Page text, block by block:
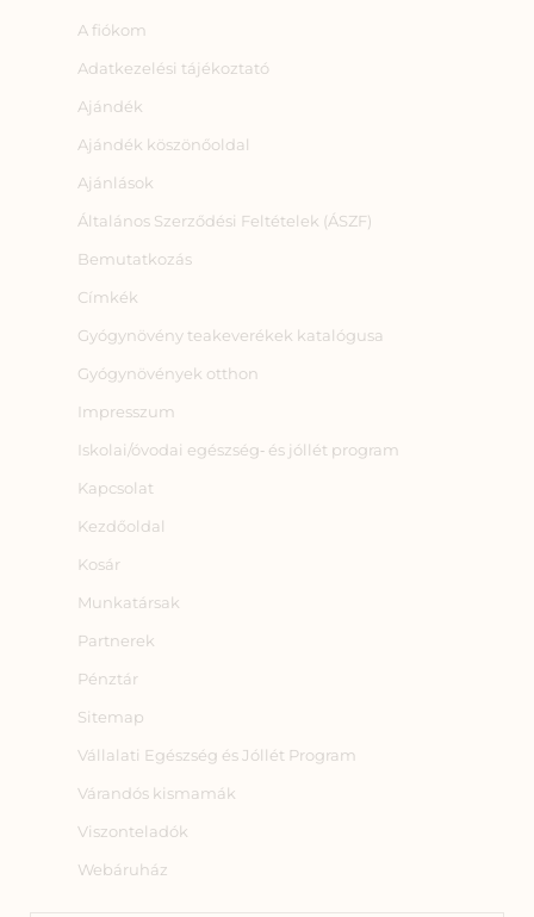
A fiókom
Adatkezelési tájékoztató
Ajándék
Ajándék köszönőoldal
Ajánlások
Általános Szerződési Feltételek (ÁSZF)
Bemutatkozás
Címkék
Gyógynövény teakeverékek katalógusa
Gyógynövények otthon
Impresszum
Iskolai/óvodai egészség‑ és jóllét program
Kapcsolat
Kezdőoldal
Kosár
Munkatársak
Partnerek
Pénztár
Sitemap
Vállalati Egészség és Jóllét Program
Várandós kismamák
Viszonteladók
Webáruház